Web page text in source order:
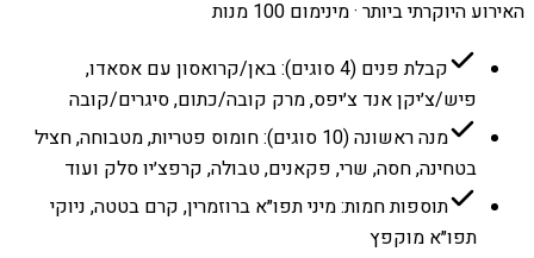
האירוע היוקרתי ביותר · מינימום 100 מנות
קבלת פנים (4 סוגים): באן/קרואסון עם אסאדו,
פיש/צ׳יקן אנד צ׳יפס, מרק קובה/כתום, סיגרים/קובה
מנה ראשונה (10 סוגים): חומוס פטריות, מטבוחה, חציל
בטחינה, חסה, שרי, פקאנים, טבולה, קרפצ׳יו סלק ועוד
תוספות חמות: מיני תפו״א ברוזמרין, קרם בטטה, ניוקי
תפו״א מוקפץ